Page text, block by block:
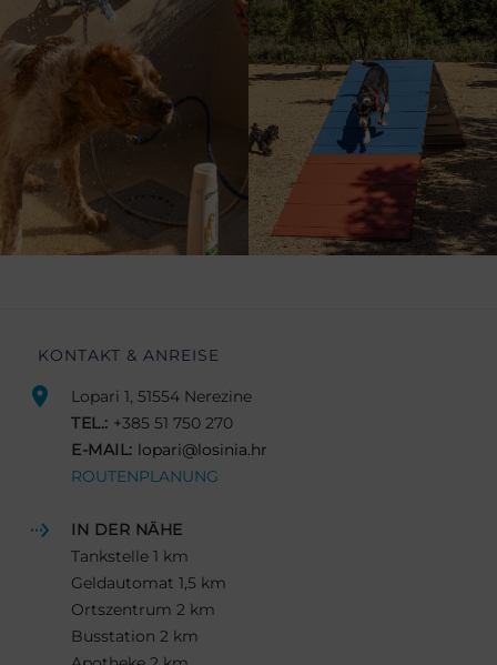
KONTAKT & ANREISE
Lopari 1, 51554 Nerezine
TEL.: +385 51 750 270
E-MAIL: lopari@losinia.hr
ROUTENPLANUNG
IN DER NÄHE
Tankstelle 1 km
Geldautomat 1,5 km
Ortszentrum 2 km
Busstation 2 km